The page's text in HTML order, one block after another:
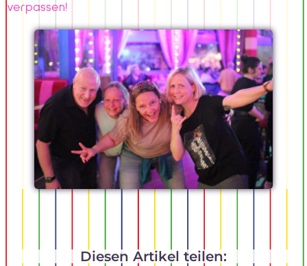
verpassen!
Diesen Artikel teilen: